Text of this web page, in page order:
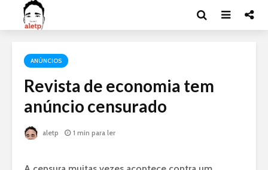
ANÚNCIOS
Revista de economia tem
anúncio censurado
aletp 1 min para ler